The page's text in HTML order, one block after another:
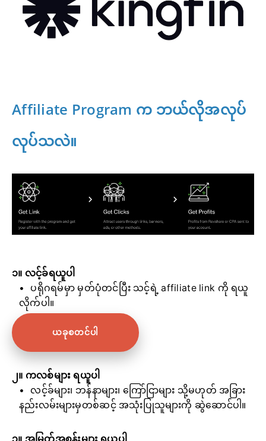
Affiliate Program က ဘယ်လိုအလုပ်
လုပ်သလဲ။
၁။ လင့်ခ်ရယူပါ
ပရိုဂရမ်မှာ မှတ်ပုံတင်ပြီး သင့်ရဲ့ affiliate link ကို ရယူ
လိုက်ပါ။
ယခုစတင်ပါ
၂။ ကလစ်များ ရယူပါ
လင့်ခ်များ၊ ဘန်နာများ၊ ကြော်ငြာများ သို့မဟုတ် အခြား
နည်းလမ်းများမှတစ်ဆင့် အသုံးပြုသူများကို ဆွဲဆောင်ပါ။
၃။ အမြတ်အစွန်းများ ရယူပါ